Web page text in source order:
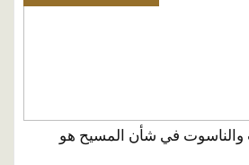
والناسوت في شأن المسيح هو